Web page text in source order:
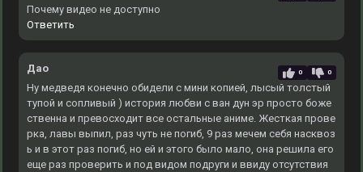
Почему видео не доступно
Ответить
Дао 0 0
Ну медведя конечно обидели с мини копией, лысый толстый
тупой и сопливый ) история любви с ван дун эр просто боже
ственна и превосходит все остальные аниме. Жесткая прове
рка, лавы выпил, раз чуть не погиб, 9 раз мечем себя насквоз
ь и в этот раз погиб, но ей и этого было мало, она решила его
еще раз проверить и под видом подруги и ввиду отсутствия